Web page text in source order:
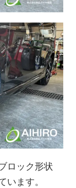
ロック形状
います。